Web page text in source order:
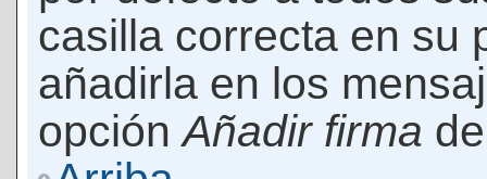
casilla correcta en su
añadirla en los
opciónAñadir firma